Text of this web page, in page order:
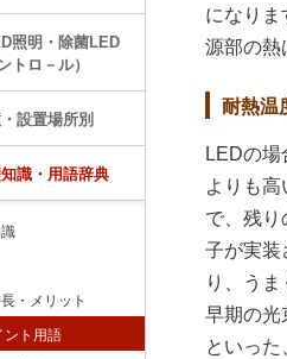
になりま
源部の熱
耐熱温
LEDの
よりも
で、残
子が実装
り、う
早期の光
といった
照明・除菌LED
トロ－ル）
設置場所別
識・用語辞典
・メリット
ント用語